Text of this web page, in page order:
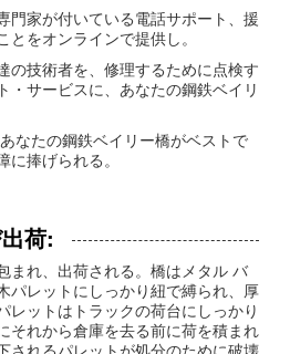
門家が付いている電話サポート、援
とをオンラインで提供し。
の技術者を、修理するために点検す
・サービスに、あなたの鋼鉄ベイリ
なたの鋼鉄ベイリー橋がベストで
に捧げられる。
荷:
まれ、出荷される。橋はメタル バ
パレットにしっかり紐で縛られ、厚
レットはトラックの荷台にしっかり
それから倉庫を去る前に荷を積まれ